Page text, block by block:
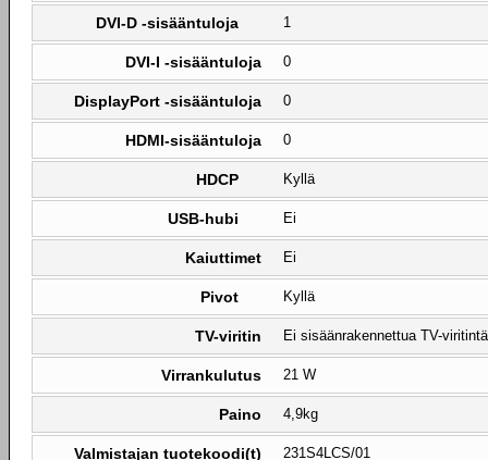
DVI-D -sisääntuloja 1
DVI-I -sisääntuloja 0
DisplayPort -sisääntuloja 0
HDMI-sisääntuloja 0
HDCP Kyllä
USB-hubi Ei
Kaiuttimet Ei
Pivot Kyllä
TV-viritin Ei sisäänrakennettua TV-viritintä
Virrankulutus 21 W
Paino 4,9kg
Valmistajan tuotekoodi(t) 231S4LCS/01